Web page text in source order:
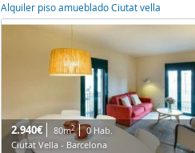
Alquiler piso amueblado Ciutat vella
2.940€ 80m2
0 Hab.
Ciutat Vella - Barcelona